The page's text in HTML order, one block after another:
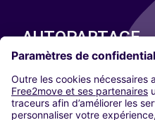
AUTOPARTAGE
Paris
Madrid
Washington DC